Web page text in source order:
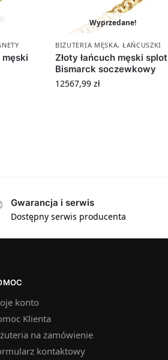
męski
Wyprzedane!
BIŻUTERIA MĘSKA, ŁAŃCUSZKI
Złoty łańcuch męski splot
Bismarck soczewkowy
12567,99 zł
Gwarancja i serwis
Dostępny serwis producenta
konto
Klienta
na zamówienie
kontaktowy